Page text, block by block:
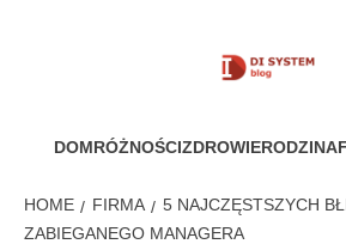
MÓJ
DOMRÓŻNOŚCIZDROWIERODZINA
HOME FIRMA
5 NAJCZĘSTSZYCH
ZABIEGANEGO MANAGERA